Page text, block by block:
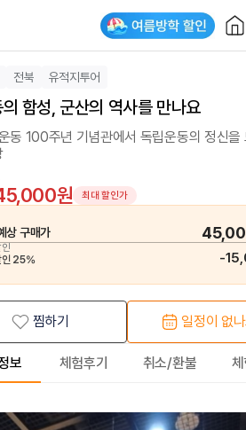
전북 유적지투어
의 함성, 군산의 역사를 만나요
동 100주년 기념관에서 독립운동의 정신을
원 최대 할인가
상 구매가
인 25% -
찜하기 일정이 없
보 체험후기 취소/환불 체